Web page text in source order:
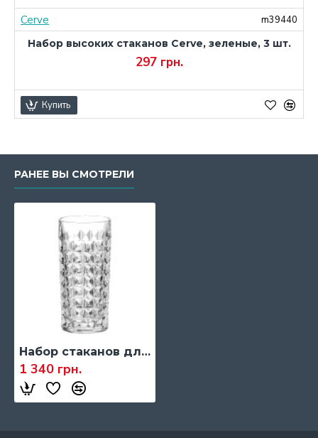
Cerve
m39440
Набор высоких стаканов Cerve, зеленые, 3 шт.
297 грн.
Купить
РАНЕЕ ВЫ СМОТРЕЛИ
Набор стаканов для сока Bohemia Diamond, 260 мл., 6 шт. (8059)
1 340 грн.